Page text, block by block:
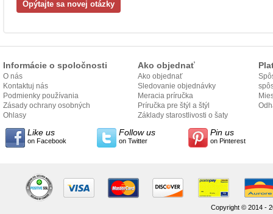
Informácie o spoločnosti
O nás
Kontaktuj nás
Podmienky používania
Zásady ochrany osobných
údajov
Ohlasy
Ako objednať
Ako objednať
Sledovanie objednávky
Meracia príručka
Príručka pre štýl a štýl
Základy starostlivosti o šaty
Like us
on Facebook
Follow us
on Twitter
Pin us
on Pinterest
Copyright © 2014 -